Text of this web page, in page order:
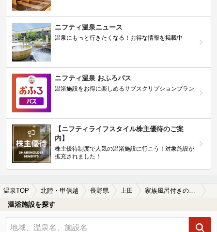
ニフティ温泉ニュース
温泉にもっと行きたくなる！お得な情報を掲載中
ニフティ温泉 おふろパス
温浴施設をお得に楽しめるサブスクリプションプラン
【ニフティライフスタイル株主優待のご案
内】
株主優待制度で人気の温浴施設に行こう！対象施設が
拡充されました！
温泉TOP 北陸・甲信越 長野県 上田
温浴施設を探す